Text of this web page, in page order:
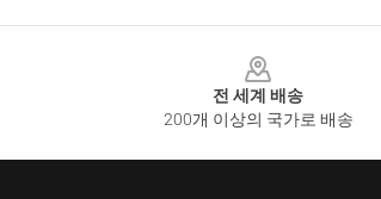
전 세계 배송
200개 이상의 국가로 배송